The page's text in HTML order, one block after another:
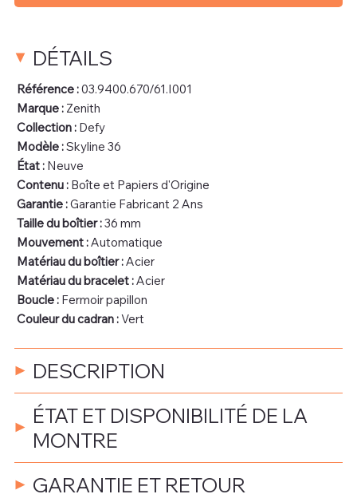
DÉTAILS
Référence :03.9400.670/61.I001
Marque :Zenith
Collection :Defy
Modèle :Skyline 36
État :Neuve
Contenu :Boîte et Papiers d'Origine
Garantie :Garantie Fabricant 2 Ans
Taille du boîtier :36 mm
Mouvement :Automatique
Matériau du boîtier :Acier
Matériau du bracelet :Acier
Boucle :Fermoir papillon
Couleur du cadran :Vert
DESCRIPTION
ÉTAT ET DISPONIBILITÉ DE LA
MONTRE
GARANTIE ET RETOUR